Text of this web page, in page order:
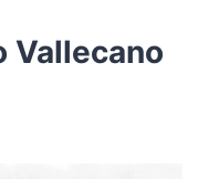
Vallecano